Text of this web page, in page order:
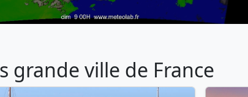
grande ville de France